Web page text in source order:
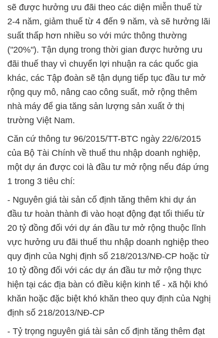
sẽ được hưởng ưu đãi theo các diện miễn thuế từ
2-4 năm, giảm thuế từ 4 đến 9 năm, và sẽ hưởng lãi
suất thấp hơn nhiều so với mức thông thường
("20%"). Tận dụng trong thời gian được hưởng ưu
đãi thuế thay vì chuyển lợi nhuận ra các quốc gia
khác, các Tập đoàn sẽ tận dụng tiếp tục đầu tư mở
rộng quy mô, nâng cao công suất, mở rộng thêm
nhà máy để gia tăng sản lượng sản xuất ở thị
trường Việt Nam.
Căn cứ thông tư 96/2015/TT-BTC ngày 22/6/2015
của Bộ Tài Chính về thuế thu nhập doanh nghiệp,
một dự án được coi là đầu tư mở rộng nếu đáp ứng
1 trong 3 tiêu chí:
- Nguyên giá tài sản cố định tăng thêm khi dự án
đầu tư hoàn thành đi vào hoạt động đạt tối thiểu từ
20 tỷ đồng đối với dự án đầu tư mở rộng thuộc lĩnh
vực hưởng ưu đãi thuế thu nhập doanh nghiệp theo
quy định của Nghị định số 218/2013/NĐ-CP hoặc từ
10 tỷ đồng đối với các dự án đầu tư mở rộng thực
hiện tại các địa bàn có điều kiện kinh tế - xã hội khó
khăn hoặc đặc biệt khó khăn theo quy định của Nghị
định số 218/2013/NĐ-CP
- Tỷ trọng nguyên giá tài sản cố định tăng thêm đạt